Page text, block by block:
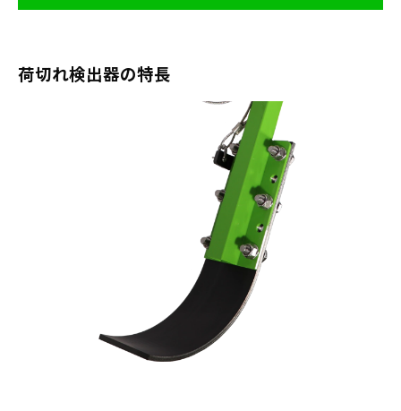
荷切れ検出器の特長